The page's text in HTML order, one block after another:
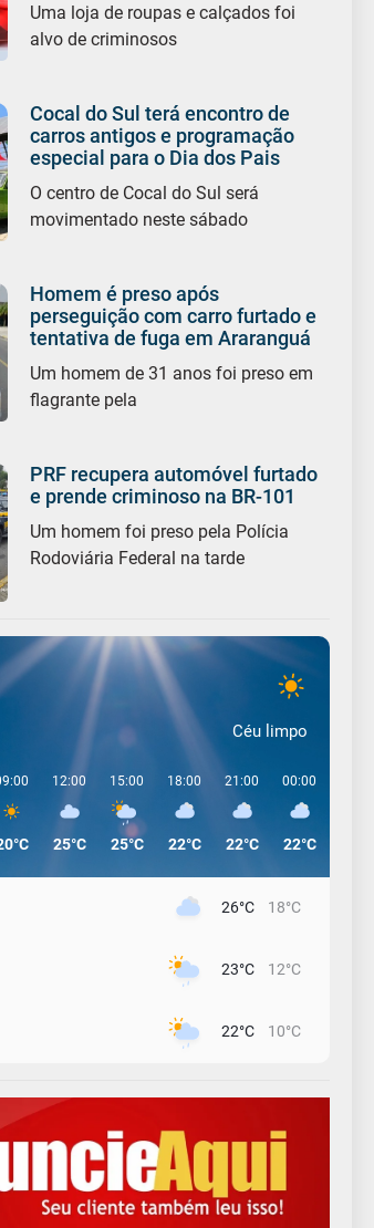
Uma loja de roupas e calçados foi
alvo de criminosos
Cocal do Sul terá encontro de
carros antigos e programação
especial para o Dia dos Pais
O centro de Cocal do Sul será
movimentado neste sábado
Homem é preso após
perseguição com carro furtado e
tentativa de fuga em Araranguá
Um homem de 31 anos foi preso em
flagrante pela
PRF recupera automóvel furtado
e prende criminoso na BR-101
Um homem foi preso pela Polícia
Rodoviária Federal na tarde
Céu limpo
12:00
25°C
15:00
25°C
18:00
22°C
21:00
22°C
00:00
22°C
26°C 18°C
23°C 12°C
22°C 10°C
16°C 12°C
15°C 8°C